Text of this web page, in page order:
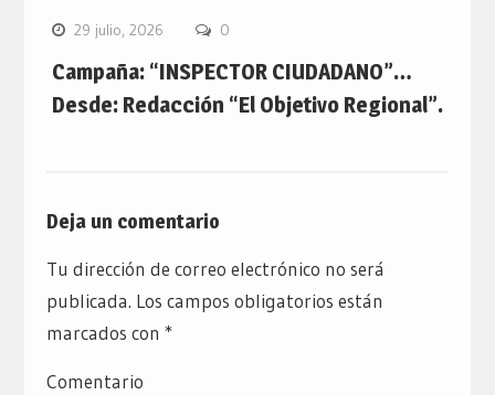
29 julio, 2026 0
Campaña: “INSPECTOR CIUDADANO”…
Desde: Redacción “El Objetivo Regional”.
Deja un comentario
Tu dirección de correo electrónico no será
publicada. Los campos obligatorios están
marcados con *
Comentario